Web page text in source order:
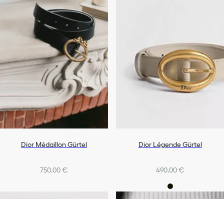
Dior Médaillon Gürtel
750,00 €
Dior Légende Gürtel
490,00 €